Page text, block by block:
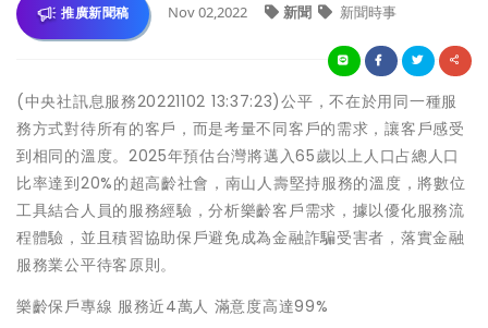
推廣新聞稿 Nov 02,2022 新聞 新聞時事
(中央社訊息服務20221102 13:37:23)公平，不在於用同一種服
務方式對待所有的客戶，而是考量不同客戶的需求，讓客戶感受
到相同的溫度。2025年預估台灣將邁入65歲以上人口占總人口
比率達到20%的超高齡社會，南山人壽堅持服務的溫度，將數位
工具結合人員的服務經驗，分析樂齡客戶需求，據以優化服務流
程體驗，並且積習協助保戶避免成為金融詐騙受害者，落實金融
服務業公平待客原則。
樂齡保戶專線 服務近4萬人 滿意度高達99%